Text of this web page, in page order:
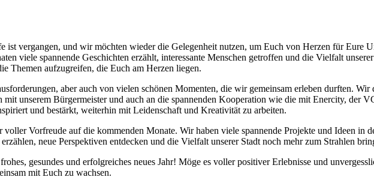
ist vergangen, und wir möchten wieder die Gelegenheit nutzen, um Euch von Herzen für Eure
viele spannende Geschichten erzählt, interessante Menschen getroffen und die Vielfalt
Themen aufzugreifen, die Euch am Herzen liegen.
aber auch von vielen schönen Momenten, die wir gemeinsam erleben durften.
unserem Bürgermeister und auch an die spannenden Kooperation wie die mit Enercity, der
und bestärkt, weiterhin mit Leidenschaft und Kreativität zu arbeiten.
Vorfreude auf die kommenden Monate. Wir haben viele spannende Projekte und Ideen in
neue Perspektiven entdecken und die Vielfalt unserer Stadt noch mehr zum Strahlen
gesundes und erfolgreiches neues Jahr! Möge es voller positiver Erlebnisse und
mit Euch zu wachsen.